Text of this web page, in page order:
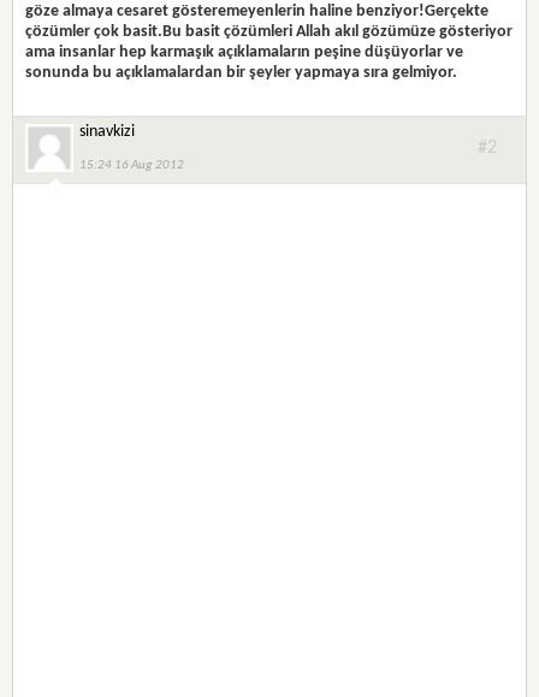
göze almaya cesaret gösteremeyenlerin haline benziyor!Gerçekte
çözümler çok basit.Bu basit çözümleri Allah akıl gözümüze gösteriyor
ama insanlar hep karmaşık açıklamaların peşine düşüyorlar ve
sonunda bu açıklamalardan bir şeyler yapmaya sıra gelmiyor.
sinavkizi
15:24 16 Aug 2012
#2